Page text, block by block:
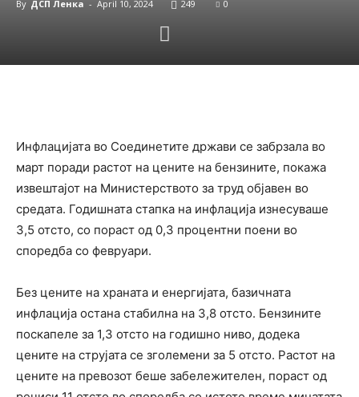
By ДСП Ленка - April 10, 2024 249 0
Инфлацијата во Соединетите држави се забрзала во
март поради растот на цените на бензините, покажа
извештајот на Министерството за труд објавен во
средата. Годишната стапка на инфлација изнесуваше
3,5 отсто, со пораст од 0,3 процентни поени во
споредба со февруари.
Без цените на храната и енергијата, базичната
инфлација остана стабилна на 3,8 отсто. Бензините
поскапеле за 1,3 отсто на годишно ниво, додека
цените на струјата се зголемени за 5 отсто. Растот на
цените на превозот беше забележителен, пораст од